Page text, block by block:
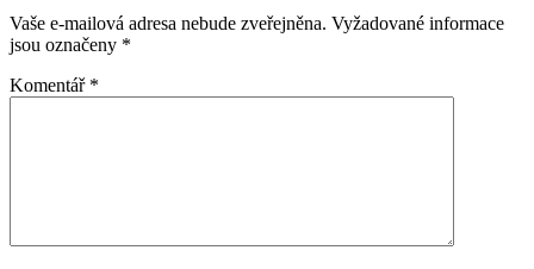
Vaše e-mailová adresa nebude zveřejněna. Vyžadované informace
jsou označeny *
Komentář *